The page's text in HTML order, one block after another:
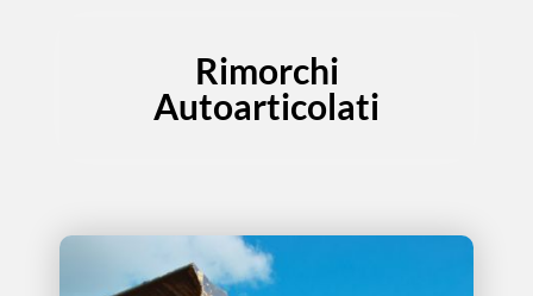
Rimorchi
Autoarticolati